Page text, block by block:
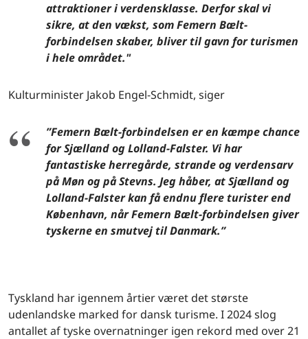
attraktioner i verdensklasse. Derfor skal vi
sikre, at den vækst, som Femern Bælt-
forbindelsen skaber, bliver til gavn for turismen
i hele området."
Kulturminister Jakob Engel-Schmidt, siger
”Femern Bælt-forbindelsen er en kæmpe chance
for Sjælland og Lolland-Falster. Vi har
fantastiske herregårde, strande og verdensarv
på Møn og på Stevns. Jeg håber, at Sjælland og
Lolland-Falster kan få endnu flere turister end
København, når Femern Bælt-forbindelsen giver
tyskerne en smutvej til Danmark.”
Tyskland har igennem årtier været det største
udenlandske marked for dansk turisme. I 2024 slog
antallet af tyske overnatninger igen rekord med over 21